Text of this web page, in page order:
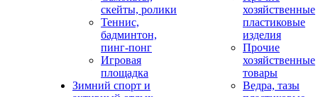
скейты, ролики
Теннис,
бадминтон,
пинг-понг
Игровая
площадка
Зимний спорт и
хозяйственные
пластиковые
изделия
Прочие
хозяйственные
товары
Ведра, тазы